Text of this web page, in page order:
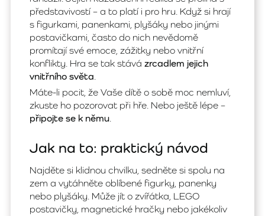
představivostí – a to platí i pro hru. Když si hrají
s figurkami, panenkami, plyšáky nebo jinými
postavičkami, často do nich nevědomě
promítají své emoce, zážitky nebo vnitřní
konflikty. Hra se tak stává zrcadlem jejich
vnitřního světa.
Máte-li pocit, že Vaše dítě o sobě moc nemluví,
zkuste ho pozorovat při hře. Nebo ještě lépe –
připojte se k němu.
Jak na to: praktický návod
Najděte si klidnou chvilku, sedněte si spolu na
zem a vytáhněte oblíbené figurky, panenky
nebo plyšáky. Může jít o zvířátka, LEGO
postavičky, magnetické hračky nebo jakékoliv